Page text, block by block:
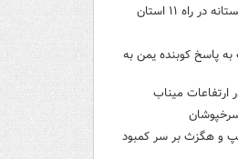
راه ۱۱ استان
پاسخ کوبنده یمن به
و هگزث بر سر کمبود